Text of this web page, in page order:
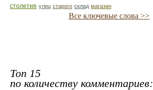
столетия улиц старого склад магазин
Все ключевые слова >>
Топ 15
по количеству комментариев: